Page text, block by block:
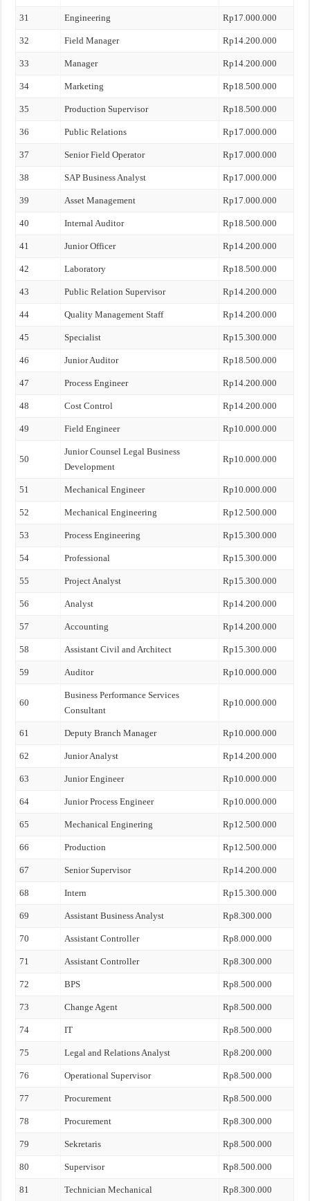
31 Engineering Rp17.000.000
32 Field Manager Rp14.200.000
33 Manager Rp14.200.000
34 Marketing Rp18.500.000
35 Production Supervisor Rp18.500.000
36 Public Relations Rp17.000.000
37 Senior Field Operator Rp17.000.000
38 SAP Business Analyst Rp17.000.000
39 Asset Management Rp17.000.000
40 Internal Auditor Rp18.500.000
41 Junior Officer Rp14.200.000
42 Laboratory Rp18.500.000
43 Public Relation Supervisor Rp14.200.000
44 Quality Management Staff Rp14.200.000
45 Specialist Rp15.300.000
46 Junior Auditor Rp18.500.000
47 Process Engineer Rp14.200.000
48 Cost Control Rp14.200.000
49 Field Engineer Rp10.000.000
50
Junior Counsel Legal Business
Development
Rp10.000.000
51 Mechanical Engineer Rp10.000.000
52 Mechanical Engineering Rp12.500.000
53 Process Engineering Rp15.300.000
54 Professional Rp15.300.000
55 Project Analyst Rp15.300.000
56 Analyst Rp14.200.000
57 Accounting Rp14.200.000
58 Assistant Civil and Architect Rp15.300.000
59 Auditor Rp10.000.000
60
Business Performance Services
Consultant
Rp10.000.000
61 Deputy Branch Manager Rp10.000.000
62 Junior Analyst Rp14.200.000
63 Junior Engineer Rp10.000.000
64 Junior Process Engineer Rp10.000.000
65 Mechanical Enginering Rp12.500.000
66 Production Rp12.500.000
67 Senior Supervisor Rp14.200.000
68 Intern Rp15.300.000
69 Assistant Business Analyst Rp8.300.000
70 Assistant Controller Rp8.000.000
71 Assistant Controller Rp8.300.000
72 BPS Rp8.500.000
73 Change Agent Rp8.500.000
74 IT Rp8.500.000
75 Legal and Relations Analyst Rp8.200.000
76 Operational Supervisor Rp8.500.000
77 Procurement Rp8.500.000
78 Procurement Rp8.300.000
79 Sekretaris Rp8.500.000
80 Supervisor Rp8.500.000
81 Technician Mechanical Rp8.300.000